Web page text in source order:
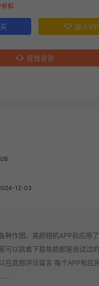
折扣
加入VIP
在线咨询
12-03
种作图、美颜相机APP和应用
可以挑着下载每款都是测试过
在底部评论留言 每个APP和应